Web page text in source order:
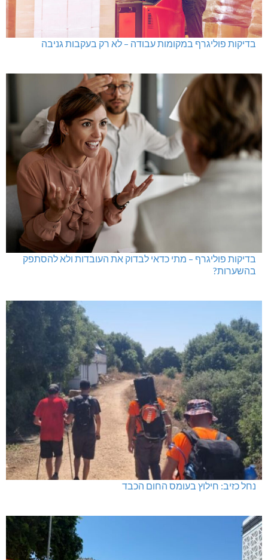
בדיקות פוליגרף במקומות עבודה – לא רק בעקבות גניבה
בדיקות פוליגרף – מתי כדאי לבדוק את העובדות ולא להסתפק
בהשערות?
נחל כזיב: חילוץ בעומס החום הכבד